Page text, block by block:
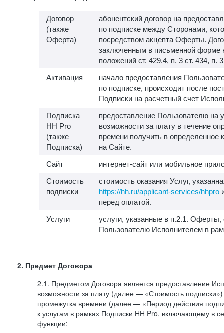
Договор
(также
Оферта)
абонентский договор на
по подписке между Сторонами,
посредством акцепта Оферты.
заключенным в письменной форме
положений ст. 429.4, п. 3 ст. 434, п.
Активация
начало предоставления
по подписке, происходит после
Подписки на расчетный счет
Подписка
HH Pro
(также
Подписка)
предоставление Пользователю на
возможности за плату в течение
времени получить в определенное
на Сайте.
Сайт
интернет-сайт или мобильное
Стоимость
подписки
стоимость оказания Услуг,
https://hh.ru/applicant-services/hhpro
перед оплатой.
Услуги
услуги, указанные в п.2.1.
Пользователю Исполнителем в
2. Предмет Договора
2.1. Предметом Договора является предоставление
возможности за плату (далее — «Стоимость
промежутка времени (далее — «Период действия
к услугам в рамках Подписки HH Pro, включающему в
функции: